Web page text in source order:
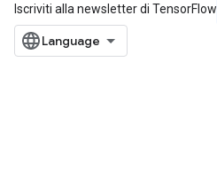
Iscriviti alla newsletter di TensorFlow